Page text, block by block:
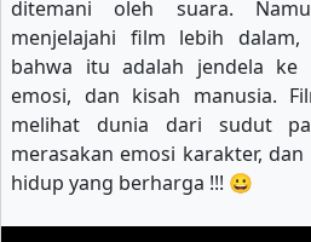
ditemani oleh suara.
menjelajahi film lebih dalam,
bahwa itu adalah jendela ke
emosi, dan kisah manusia.
melihat dunia dari sudut
merasakan emosi karakter,
hidup yang berharga !!! 😀